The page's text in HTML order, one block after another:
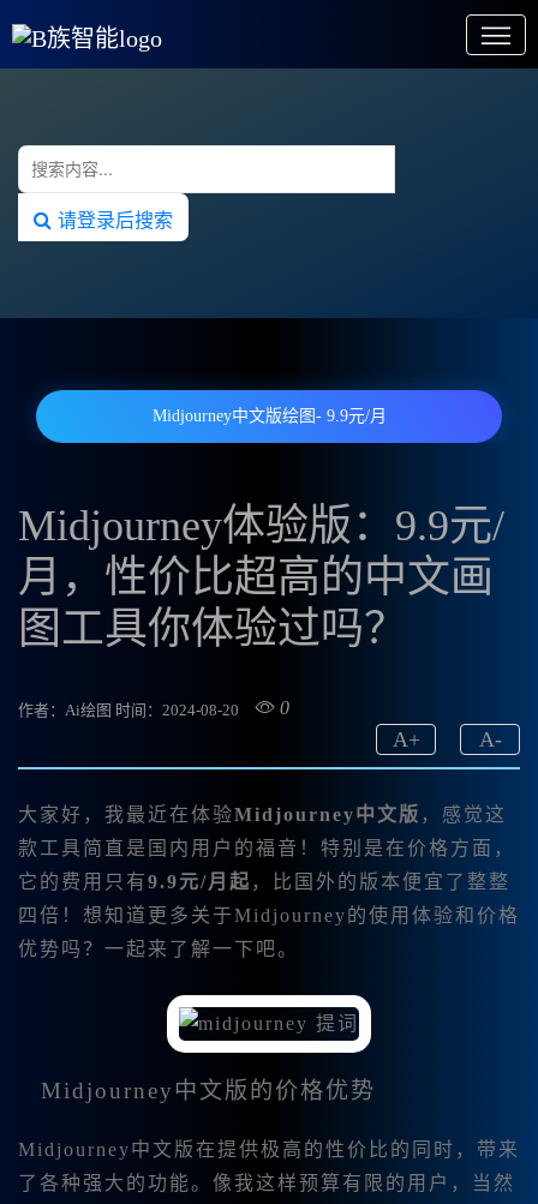
请登录后搜索
Midjourney中文版绘图- 9.9元/月
Midjourney体验版：9.9元/
月，性价比超高的中文画
图工具你体验过吗？
作者：Ai绘图 时间：2024-08-20 0
A-
A+
大家好，我最近在体验Midjourney中文版 ，感觉这
款工具简直是国内用户的福音！特别是在价格方面，
它的费用只有9.9元/月起 ，比国外的版本便宜了整整
四倍！想知道更多关于Midjourney的使用体验和价格
优势吗？一起来了解一下吧。
Midjourney中文版的价格优势
Midjourney中文版在提供极高的性价比的同时，带来
了各种强大的功能。像我这样预算有限的用户，当然